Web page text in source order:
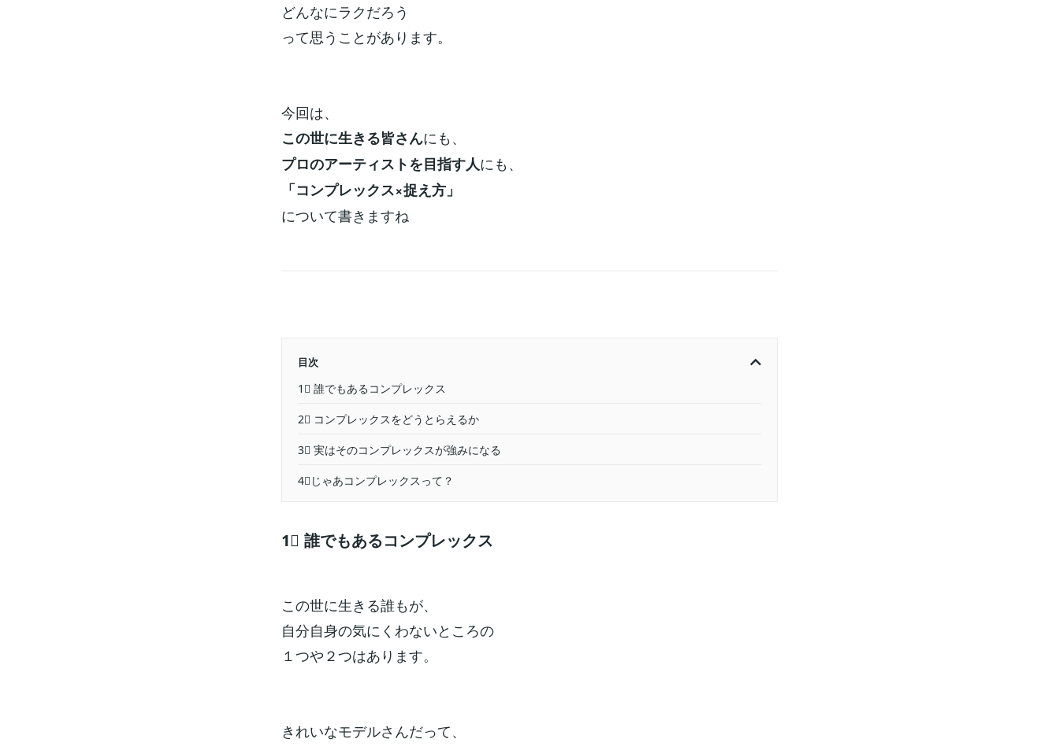
どんなにラクだろう
って思うことがあります。
今回は、
この世に生きる皆さんにも、
プロのアーティストを目指す人にも、
「コンプレックス×捉え方」
について書きますね
目次
1⃣ 誰でもあるコンプレックス
2⃣ コンプレックスをどうとらえるか
3⃣ 実はそのコンプレックスが強みになる
4⃣じゃあコンプレックスって？
1⃣ 誰でもあるコンプレックス
この世に生きる誰もが、
自分自身の気にくわないところの
１つや２つはあります。
きれいなモデルさんだって、